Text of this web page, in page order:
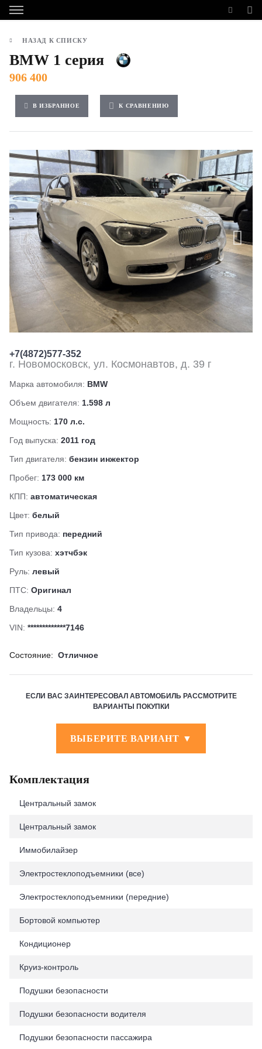
НАЗАД К СПИСКУ
BMW 1 серия
906 400
В ИЗБРАННОЕ К СРАВНЕНИЮ
+7(4872)577-352
г. Новомосковск, ул. Космонавтов, д. 39 г
Марка автомобиля: BMW
Объем двигателя: 1.598 л
Мощность: 170 л.с.
Год выпуска: 2011 год
Тип двигателя: бензин инжектор
Пробег: 173 000 км
КПП: автоматическая
Цвет: белый
Тип привода: передний
Тип кузова: хэтчбэк
Руль: левый
ПТС: Оригинал
Владельцы: 4
VIN: *************7146
Состояние: Отличное
ЕСЛИ ВАС ЗАИНТЕРЕСОВАЛ АВТОМОБИЛЬ РАССМОТРИТЕ
ВАРИАНТЫ ПОКУПКИ
ВЫБЕРИТЕ ВАРИАНТ ▼
Комплектация
Центральный замок
Центральный замок
Иммобилайзер
Электростеклоподъемники (все)
Электростеклоподъемники (передние)
Бортовой компьютер
Кондиционер
Круиз-контроль
Подушки безопасности
Подушки безопасности водителя
Подушки безопасности пассажира